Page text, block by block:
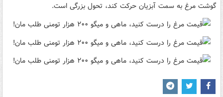
گوشت مرغ به سمت آبزیان حرکت کند، تحول بزرگی است.